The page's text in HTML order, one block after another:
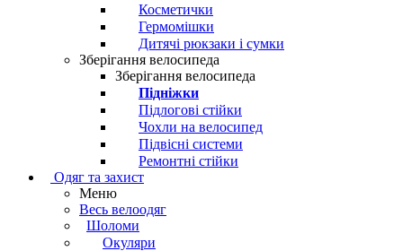
Косметички
Гермомішки
Дитячі рюкзаки і сумки
Зберігання велосипеда
Зберігання велосипеда
Підніжки
Підлогові стійки
Чохли на велосипед
Підвісні системи
Ремонтні стійки
Одяг та захист
Меню
Весь велоодяг
Шоломи
Окуляри